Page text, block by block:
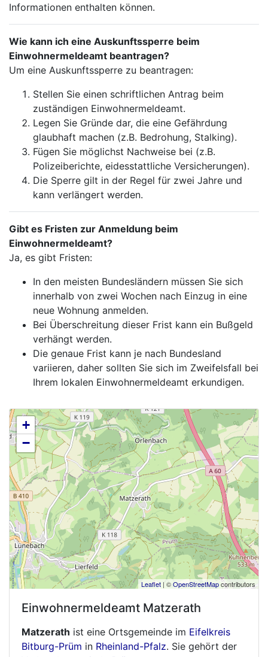
Informationen enthalten können.
Wie kann ich eine Auskunftssperre beim
Einwohnermeldeamt beantragen?
Um eine Auskunftssperre zu beantragen:
Stellen Sie einen schriftlichen Antrag beim
zuständigen Einwohnermeldeamt.
Legen Sie Gründe dar, die eine Gefährdung
glaubhaft machen (z.B. Bedrohung, Stalking).
Fügen Sie möglichst Nachweise bei (z.B.
Polizeiberichte, eidesstattliche Versicherungen).
Die Sperre gilt in der Regel für zwei Jahre und
kann verlängert werden.
Gibt es Fristen zur Anmeldung beim
Einwohnermeldeamt?
Ja, es gibt Fristen:
In den meisten Bundesländern müssen Sie sich
innerhalb von zwei Wochen nach Einzug in eine
neue Wohnung anmelden.
Bei Überschreitung dieser Frist kann ein Bußgeld
verhängt werden.
Die genaue Frist kann je nach Bundesland
variieren, daher sollten Sie sich im Zweifelsfall bei
Ihrem lokalen Einwohnermeldeamt erkundigen.
+
−
Leaflet | ©OpenStreetMapcontributors
Einwohnermeldeamt Matzerath
Matzerath ist eine Ortsgemeinde im Eifelkreis
Bitburg-Prüm in Rheinland-Pfalz. Sie gehört der